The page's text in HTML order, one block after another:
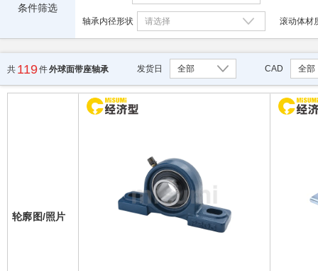
条件筛选
轴承内径形状 请选择 滚动体材
共 119件外球面带座轴承 发货日 全部 CAD 全部
轮廓图/照片